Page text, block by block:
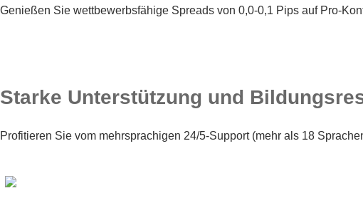
Genießen Sie wettbewerbsfähige Spreads von 0,0-0,1 Pips auf Pro-
Starke Unterstützung und
Profitieren Sie vom mehrsprachigen 24/5-Support (mehr als 18